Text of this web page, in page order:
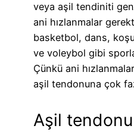
veya aşil tendiniti
ani hızlanmalar
basketbol, dans,
ve voleybol gibi
Çünkü ani
aşil tendonuna çok
Aşil